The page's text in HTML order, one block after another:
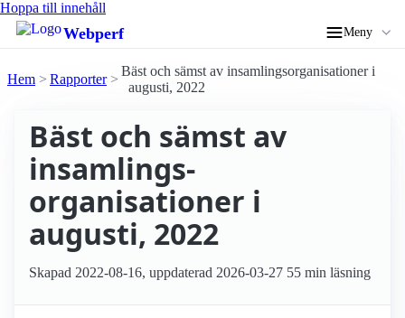
Hoppa till innehåll
Webperf Meny
Hem Rapporter
Bäst och sämst av insamlings­organisationer i
augusti, 2022
Bäst och sämst av
insamlings­
organisationer i
augusti, 2022
Skapad 2022-08-16, uppdaterad 2026-03-27 55 min läsning